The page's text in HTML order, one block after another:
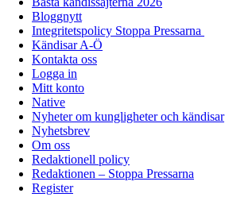
Bloggnytt
Integritetspolicy Stoppa Pressarna
Kändisar A-Ö
Kontakta oss
Logga in
Mitt konto
Native
Nyheter om kungligheter och kändisar
Nyhetsbrev
Om oss
Redaktionell policy
Redaktionen – Stoppa Pressarna
Register